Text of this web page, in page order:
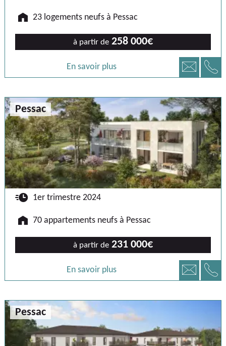
🏠 23 logements neufs à Pessac
à partir de 258 000€
En savoir plus 📧 📞
Pessac
🕐 1er trimestre 2024
🏠 70 appartements neufs à Pessac
à partir de 231 000€
En savoir plus 📧 📞
Pessac